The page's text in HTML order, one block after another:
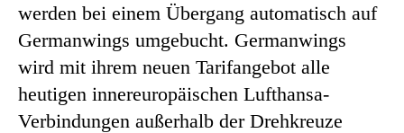
werden bei einem Übergang automatisch auf
Germanwings umgebucht. Germanwings
wird mit ihrem neuen Tarifangebot alle
heutigen innereuropäischen Lufthansa-
Verbindungen außerhalb der Drehkreuze